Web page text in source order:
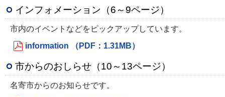
インフォメーション（6～9ページ）
市内のイベントなどをピックアップしています。
information （PDF：1.31MB）
市からのおしらせ（10～13ページ）
名寄市からのお知らせです。